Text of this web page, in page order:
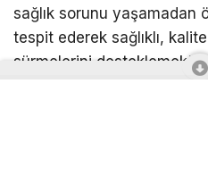
sağlık sorunu yaşamadan
tespit ederek sağlıklı,
sürmelerini desteklemektir.